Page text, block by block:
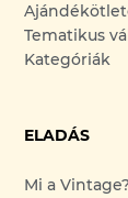
Tematikus
Kategóriák
ELADÁS
Mi a Vintage?